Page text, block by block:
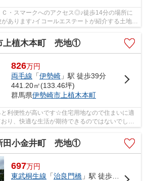
・スマークへのアクセス◎♪徒歩14分の場所に
あります♪イコールエステートが紹介する土地を
上植木本町 売地①
826万円
両毛線 「伊勢崎」駅 徒歩39分
441.20㎡(133.46坪)
群馬県伊勢崎市上植木本町
利便性が高いです☆住宅用地なので住まいに適
り、快適な生活が期待できるのではないでしょ
田小金井町 売地①
697万円
東武桐生線 「治良門橋 」駅 徒歩31分